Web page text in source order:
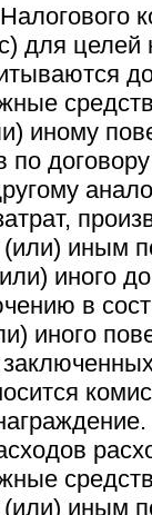
для целей
иному
по
(или) иным
иного
в
иного
иным